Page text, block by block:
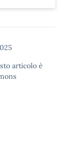
articolo è